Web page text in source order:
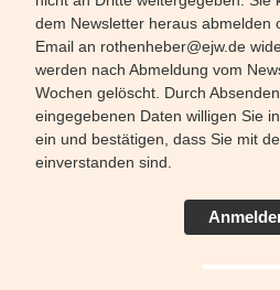
dem Newsletter heraus abmelden
Email an rothenheber@ejw.de
werden nach Abmeldung vom
Wochen gelöscht. Durch
eingegebenen Daten willigen Sie
ein und bestätigen, dass Sie mit
einverstanden sind.